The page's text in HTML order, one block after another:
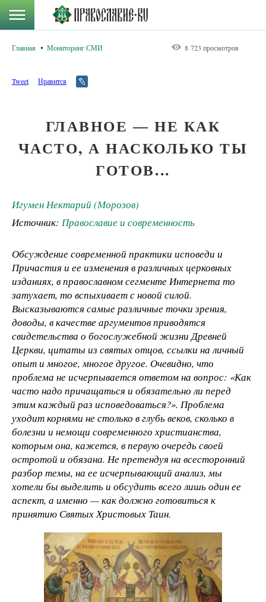
Главная Мониторинг СМИ 8 723 просмотров
Tweet Нравится
ГЛАВНОЕ ― НЕ КАК
ЧАСТО, А НАСКОЛЬКО ТЫ
ГОТОВ...
Игумен Нектарий (Морозов)
Источник: Православие и современность
Обсуждение современной практики исповеди и
Причастия и ее изменения в различных церковных
изданиях, в православном сегменте Интернета то
затухает, то вспыхивает с новой силой.
Высказываются самые различные точки зрения,
доводы, в качестве аргументов приводятся
свидетельства о богослужебной жизни Древней
Церкви, цитаты из святых отцов, ссылки на личный
опыт и многое, многое другое. Очевидно, что
проблема не исчерпывается ответом на вопрос: «Как
часто надо причащаться и обязательно ли перед
этим каждый раз исповедоваться?». Проблема
уходит корнями не столько в глубь веков, сколько в
болезни и немощи современного христианства,
которым она, кажется, в первую очередь своей
остротой и обязана. Не претендуя на всесторонний
разбор темы, на ее исчерпывающий анализ, мы
хотели бы выделить и обсудить всего лишь один ее
аспект, а именно — как должно готовиться к
принятию Святых Христовых Таин.